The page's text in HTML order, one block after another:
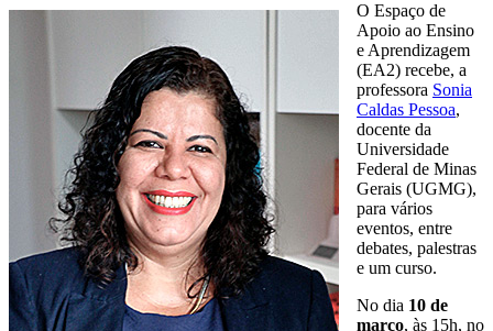
O Espaço de
Apoio ao Ensino
e Aprendizagem
(EA2) recebe, a
professora Sonia
Caldas Pessoa,
docente da
Universidade
Federal de Minas
Gerais (UGMG),
para vários
eventos, entre
debates, palestras
e um curso.
No dia 10 de
março, às 15h, no